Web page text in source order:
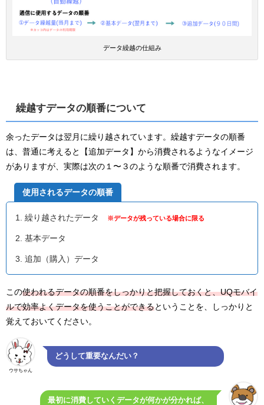
データ繰越の仕組み
繰越すデータの順番について
余ったデータは翌月に繰り越されています。繰越すデータの順番
は、普通に考えると【追加データ】から消費されるようなイメージ
がありますが、実際は次の１〜３のような順番で消費されます。
使用されるデータの順番
繰り越されたデータ ※データが残っている場合に限る
基本データ
追加（購入）データ
この使われるデータの順番をしっかりと把握しておくと、UQモバイ
ルで効率よくデータを使うことができるということを、しっかりと
覚えておいてください。
ウサちゃん
どうして重要なんだい？
最初に消費していくデータが何かが分かれば、